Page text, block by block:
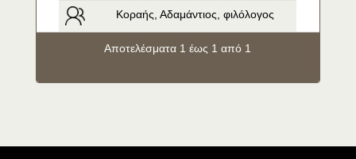
Κοραής, Αδαμάντιος, φιλόλογος
Αποτελέσματα 1 έως 1 από 1